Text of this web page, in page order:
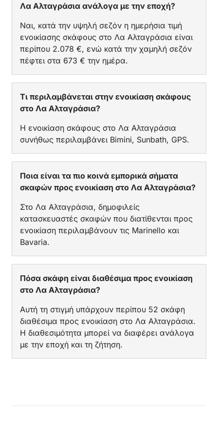
Λα Αλταγράσια ανάλογα με την εποχή?
Ναι, κατά την υψηλή σεζόν η ημερήσια τιμή
ενοικίασης σκάφους στο Λα Αλταγράσια είναι
περίπου 2.078 €, ενώ κατά την χαμηλή σεζόν
πέφτει στα 673 € την ημέρα.
Τι περιλαμβάνεται στην ενοικίαση σκάφους
στο Λα Αλταγράσια?
Η ενοικίαση σκάφους στο Λα Αλταγράσια
συνήθως περιλαμβάνει Bimini, Sunbath, GPS.
Ποια είναι τα πιο κοινά εμπορικά σήματα
σκαφών προς ενοικίαση στο Λα Αλταγράσια?
Στο Λα Αλταγράσια, δημοφιλείς
κατασκευαστές σκαφών που διατίθενται προς
ενοικίαση περιλαμβάνουν τις Marinello και
Bavaria.
Πόσα σκάφη είναι διαθέσιμα προς ενοικίαση
στο Λα Αλταγράσια?
Αυτή τη στιγμή υπάρχουν περίπου 52 σκάφη
διαθέσιμα προς ενοικίαση στο Λα Αλταγράσια.
Η διαθεσιμότητα μπορεί να διαφέρει ανάλογα
με την εποχή και τη ζήτηση.